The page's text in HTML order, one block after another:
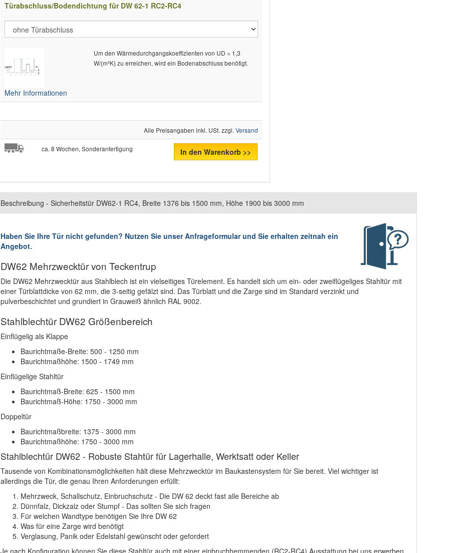
Türabschluss/Bodendichtung für DW 62-1 RC2-RC4
Mehr Informationen
Um den Wärmedurchgangskoeffizienten von UD = 1,3
W/(m²K) zu erreichen, wird ein Bodenabschluss benötigt.
Alle Preisangaben inkl. USt. zzgl. Versand
ca. 8 Wochen, Sonderanfertigung In den Warenkorb >>
Beschreibung - Sicherheitstür DW62-1 RC4, Breite 1376 bis 1500 mm, Höhe 1900 bis 3000 mm
Haben Sie Ihre Tür nicht gefunden? Nutzen Sie unser Anfrageformular und Sie erhalten zeitnah ein
Angebot.
DW62 Mehrzwecktür von Teckentrup
Die DW62 Mehrzwecktür aus Stahlblech ist ein vielseitiges Türelement. Es handelt sich um ein- oder zweiflügeliges Stahltür mit
einer Türblattdicke von 62 mm, die 3-seitig gefälzt sind. Das Türblatt und die Zarge sind im Standard verzinkt und
pulverbeschichtet und grundiert in Grauweiß ähnlich RAL 9002.
Stahlblechtür DW62 Größenbereich
Einflügelig als Klappe
Baurichtmaße-Breite: 500 - 1250 mm
Baurichtmaßhöhe: 1500 - 1749 mm
Einflügelige Stahltür
Baurichtmaß-Breite: 625 - 1500 mm
Baurichtmaß-Höhe: 1750 - 3000 mm
Doppeltür
Baurichtmaßbreite: 1375 - 3000 mm
Baurichtmaßhöhe: 1750 - 3000 mm
Stahlblechtür DW62 - Robuste Stahtür für Lagerhalle, Werktsatt oder Keller
Tausende von Kombinationsmöglichkeiten hält diese Mehrzwecktür im Baukastensystem für Sie bereit. Viel wichtiger ist
allerdings die Tür, die genau Ihren Anforderungen erfüllt:
Mehrzweck, Schallschutz, Einbruchschutz - Die DW 62 deckt fast alle Bereiche ab
Dünnfalz, Dickzalz oder Stumpf - Das sollten Sie sich fragen
Für welchen Wandtype benötigen Sie Ihre DW 62
Was für eine Zarge wird benötigt
Verglasung, Panik oder Edelstahl gewünscht oder gefordert
Je nach Konfiguration können Sie diese Stahltür auch mit einer einbruchhemmenden (RC2-RC4) Ausstattung bei uns erwerben.